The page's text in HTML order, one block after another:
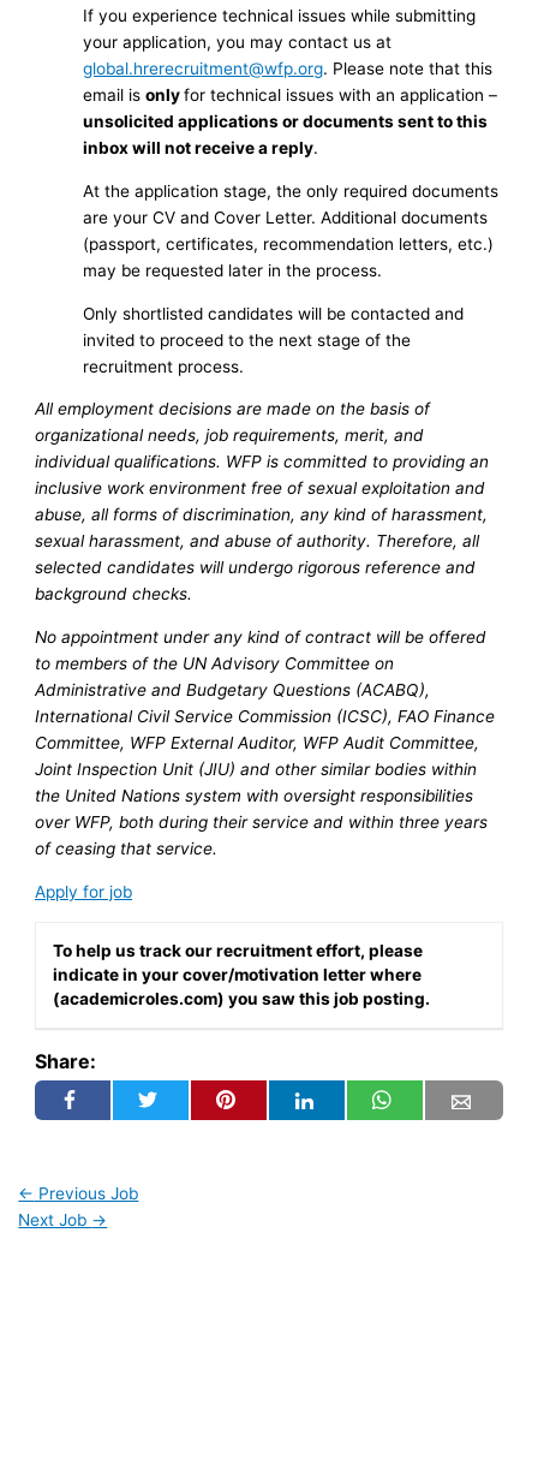
If you experience technical issues while submitting
your application, you may contact us at
global.hrerecruitment@wfp.org. Please note that this
email isonlyfor technical issues with an application –
unsolicited applications or documents sent to this
inbox will not receive a reply.
At the application stage, the only required documents
are your CV and Cover Letter. Additional documents
(passport, certificates, recommendation letters, etc.)
may be requested later in the process.
Only shortlisted candidates will be contacted and
invited to proceed to the next stage of the
recruitment process.
All employment decisions are made on the basis of
organizational needs, job requirements, merit, and
individual qualifications. WFP is committed to providing an
inclusive work environment free of sexual exploitation and
abuse, all forms of discrimination, any kind of harassment,
sexual harassment, and abuse of authority. Therefore, all
selected candidates will undergo rigorous reference and
background checks.
No appointment under any kind of contract will be offered
to members of the UN Advisory Committee on
Administrative and Budgetary Questions (ACABQ),
International Civil Service Commission (ICSC), FAO Finance
Committee, WFP External Auditor, WFP Audit Committee,
Joint Inspection Unit (JIU) and other similar bodies within
the United Nations system with oversight responsibilities
over WFP, both during their service and within three years
of ceasing that service.
Apply for job
To help us track our recruitment effort, please
indicate in your cover/motivation letter where
(academicroles.com) you saw this job posting.
Share:
← Previous Job
Next Job →